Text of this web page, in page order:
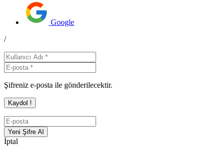
Google
/
Şifreniz e-posta ile gönderilecektir.
İptal